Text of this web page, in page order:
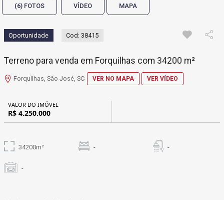
(6) FOTOS VÍDEO MAPA
Oportunidade Cod: 38415
Terreno para venda em Forquilhas com 34200 m²
Forquilhas, São José, SC VER NO MAPA VER VÍDEO
VALOR DO IMÓVEL
R$ 4.250.000
34200m² - -
-